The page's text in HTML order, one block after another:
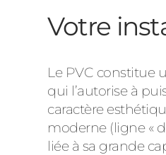
Votre
Le PVC constitue
qui l’autorise à
caractère
moderne (ligne «
liée à sa grande